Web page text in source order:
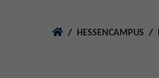
HESSENCAMPUS